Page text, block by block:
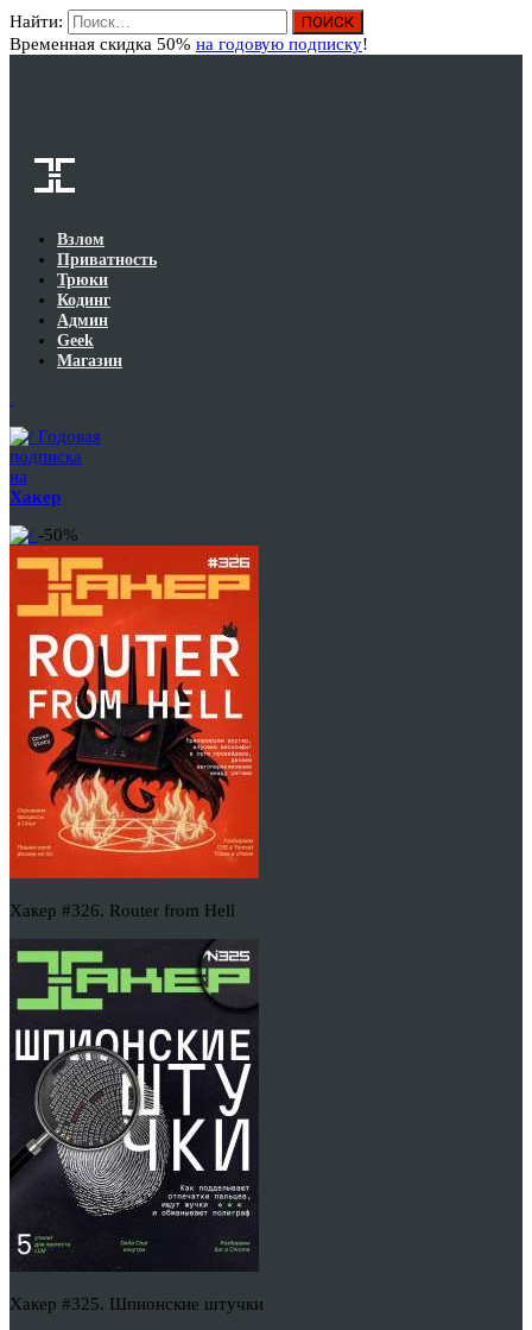
Найти:
Временная скидка 50% на годовую подписку!
Взлом
Приватность
Трюки
Кодинг
Админ
Geek
Магазин
Годовая
подписка
на
Хакер
-50%
Хакер #326. Router from Hell
Хакер #325. Шпионские штучки